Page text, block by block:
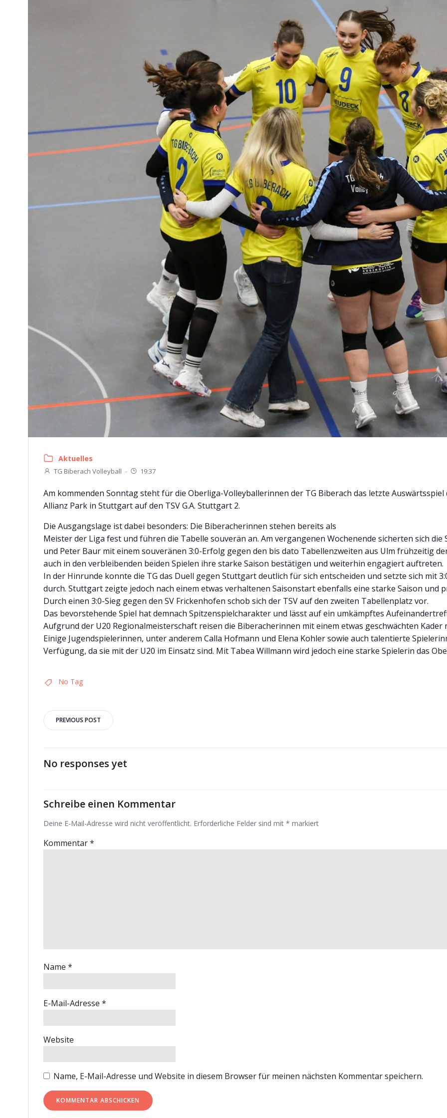
Aktuelles
TG Biberach Volleyball - 19:37
Am kommenden Sonntag steht für die Oberliga-Volleyballerinnen der TG Biberach das letzte
Allianz Park in Stuttgart auf den TSV G.A. Stuttgart 2.
Die Ausgangslage ist dabei besonders: Die Biberacherinnen stehen bereits als
Meister der Liga fest und führen die Tabelle souverän an. Am vergangenen Wochenende sicherten sich
und Peter Baur mit einem souveränen 3:0-Erfolg gegen den bis dato Tabellenzweiten aus Ulm frühzeitig
auch in den verbleibenden beiden Spielen ihre starke Saison bestätigen und weiterhin engagiert auftreten.
In der Hinrunde konnte die TG das Duell gegen Stuttgart deutlich für sich entscheiden und setzte sich mit
durch. Stuttgart zeigte jedoch nach einem etwas verhaltenen Saisonstart ebenfalls eine starke Saison und
Durch einen 3:0-Sieg gegen den SV Frickenhofen schob sich der TSV auf den zweiten Tabellenplatz vor.
Das bevorstehende Spiel hat demnach Spitzenspielcharakter und lässt auf ein umkämpftes
Aufgrund der U20 Regionalmeisterschaft reisen die Biberacherinnen mit einem etwas geschwächten Kader
Einige Jugendspielerinnen, unter anderem Calla Hofmann und Elena Kohler sowie auch talentierte
Verfügung, da sie mit der U20 im Einsatz sind. Mit Tabea Willmann wird jedoch eine starke Spielerin das
No Tag
Post
navigation
PREVIOUS POST
navigation
No responses yet
Schreibe einen Kommentar
Deine E-Mail-Adresse wird nicht veröffentlicht. Erforderliche Felder sind mit * markiert
Kommentar*
Name *
E-Mail-Adresse *
Website
Name, E-Mail-Adresse und Website in diesem Browser für meinen nächsten Kommentar speichern.